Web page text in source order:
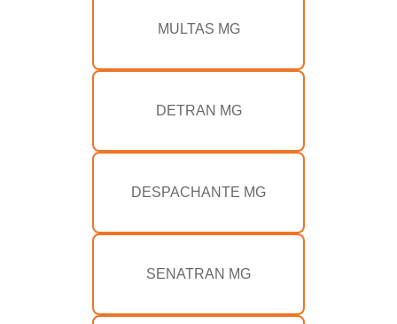
MULTAS MG
DETRAN MG
DESPACHANTE MG
SENATRAN MG